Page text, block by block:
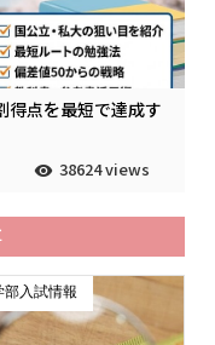
得点を最短で達成す
38624 views
部入試情報